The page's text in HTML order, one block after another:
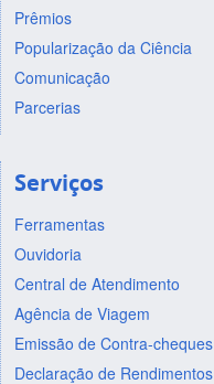
Prêmios
Popularização da Ciência
Comunicação
Parcerias
Serviços
Ferramentas
Ouvidoria
Central de Atendimento
Agência de Viagem
Emissão de Contra-cheques
Declaração de Rendimentos